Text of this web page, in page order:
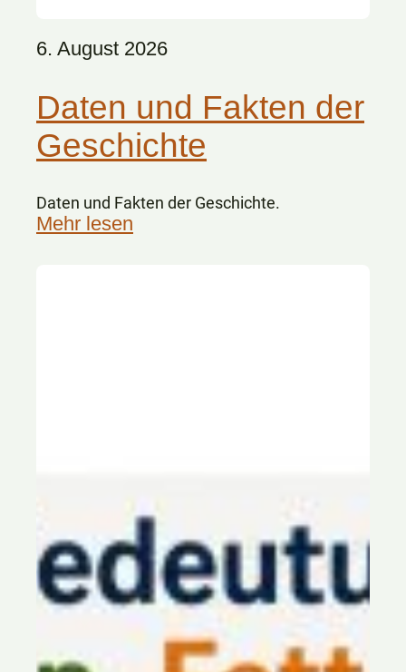
6. August 2026
Daten und Fakten der
Geschichte
Daten und Fakten der Geschichte.
Mehr lesen